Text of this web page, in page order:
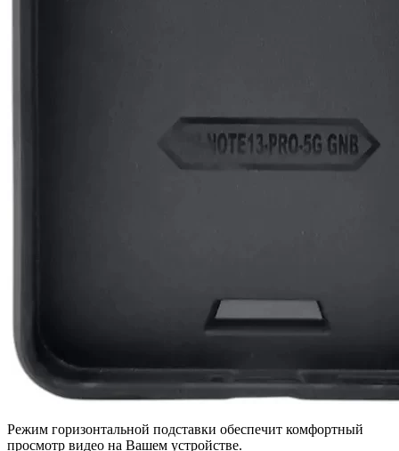
Режим горизонтальной подставки обеспечит комфортный
просмотр видео на Вашем устройстве.